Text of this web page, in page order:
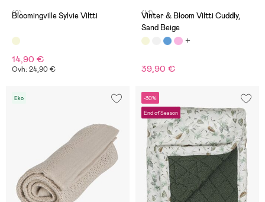
(0)
Bloomingville Sylvie Viltti
14,90 €
Ovh: 24,90 €
(41)
Vinter & Bloom Viltti Cuddly,
Sand Beige
39,90 €
Eko -30%
End of Season